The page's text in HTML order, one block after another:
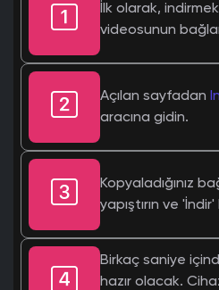
İlk olarak,
videosunun
Açılan sayfadan
aracına gidin.
Kopyaladığınız
yapıştırın ve
Birkaç saniye
hazır olacak.